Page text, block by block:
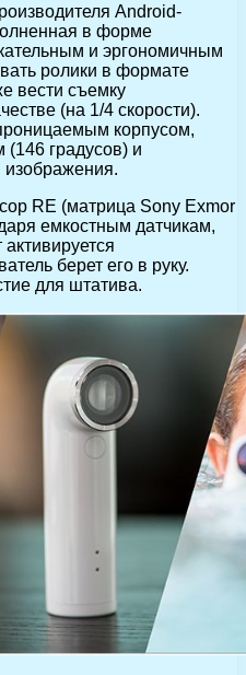
Android-
в форме
и эргономичным
ролики в формате
вести съемку
(на 1/4 скорости).
корпусом,
градусов) и
изображения.
RE (матрица Sony Exmor
емкостным датчикам,
берет его в руку.
для штатива.